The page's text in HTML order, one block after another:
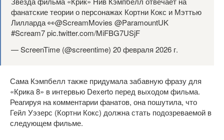
фанатские теории о персонажах Кортни Кокс и Мэттью
Лилларда 👀@ScreamMovies @ParamountUK
#Scream7 pic.twitter.com/MiFBG7USjF
— ScreenTime (@screentime) 20 февраля 2026 г.
Сама Кэмпбелл также придумала забавную фразу для
«Крика 8» в интервью Dexerto перед выходом фильма.
Реагируя на комментарии фанатов, она пошутила, что
Гейл Уэзерс (Кортни Кокс) должна стать подозреваемой в
следующем фильме.